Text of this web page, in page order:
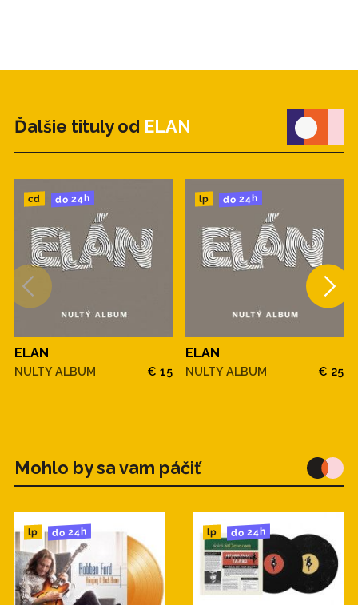
Ďalšie tituly od ELAN
cd do 24h
ELAN
NULTY ALBUM € 15
lp do 24h
ELAN
NULTY ALBUM € 25
Mohlo by sa vam páčiť
lp do 24h lp do 24h